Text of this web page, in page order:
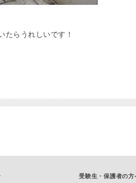
たらうれしいです！
受験生・保護者の方